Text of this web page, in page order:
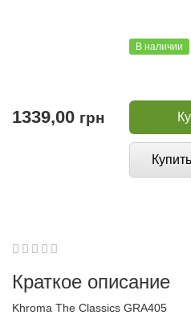
В наличии
1339,00 грн
12345
Краткое описание
Khroma The Classics GRA405